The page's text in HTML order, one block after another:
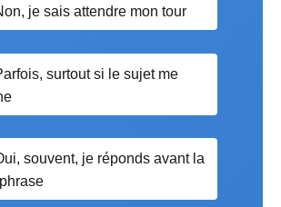
je sais attendre mon tour
surtout si le sujet me
souvent, je réponds avant la